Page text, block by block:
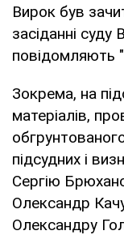
Вирок був
засіданні
повідомляють
Зокрема, на
матеріалів,
підсудних і
Сергію
Олександр
Олександру